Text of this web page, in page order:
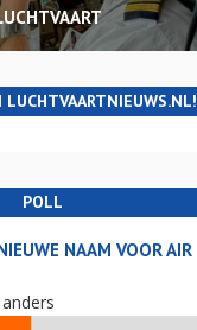
LUCHTVAARTNIEUWS.NL!
POLL
NAAM VOOR AIR